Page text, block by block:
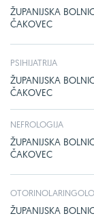
ŽUPANIJSKA
ČAKOVEC
PSIHIJATRIJA
ŽUPANIJSKA
ČAKOVEC
NEFROLOGIJA
ŽUPANIJSKA
ČAKOVEC
ŽUPANIJSKA